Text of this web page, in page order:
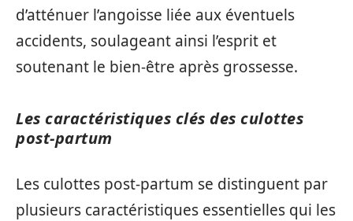
d’atténuer l’angoisse liée aux éventuels
accidents, soulageant ainsi l’esprit et
soutenant le bien-être après grossesse.
Les caractéristiques clés des culottes
post-partum
Les culottes post-partum se distinguent par
plusieurs caractéristiques essentielles qui les